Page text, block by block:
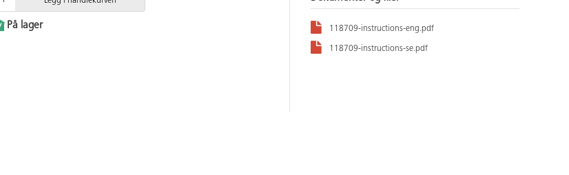
På lager 118709-instructions-eng.pdf
118709-instructions-se.pdf